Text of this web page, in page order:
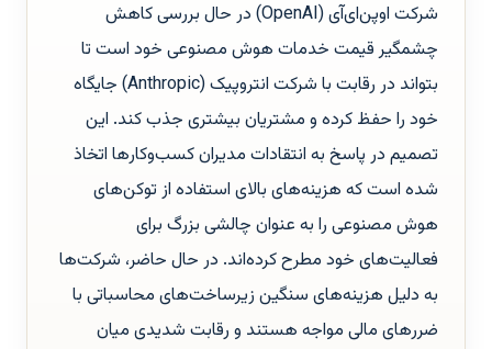
شرکت اوپن‌ای‌آی (OpenAI) در حال بررسی کاهش
چشمگیر قیمت خدمات هوش مصنوعی خود است تا
بتواند در رقابت با شرکت انتروپیک (Anthropic) جایگاه
خود را حفظ کرده و مشتریان بیشتری جذب کند. این
تصمیم در پاسخ به انتقادات مدیران کسب‌وکارها اتخاذ
شده است که هزینه‌های بالای استفاده از توکن‌های
هوش مصنوعی را به عنوان چالشی بزرگ برای
فعالیت‌های خود مطرح کرده‌اند. در حال حاضر، شرکت‌ها
به دلیل هزینه‌های سنگین زیرساخت‌های محاسباتی با
ضررهای مالی مواجه هستند و رقابت شدیدی میان